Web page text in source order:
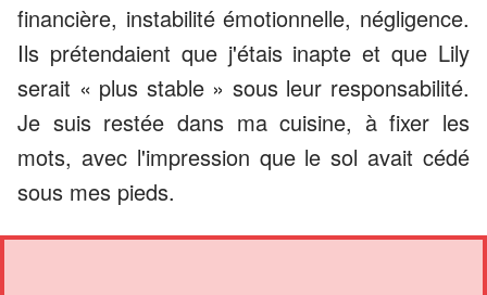
financière, instabilité émotionnelle, négligence.
Ils prétendaient que j'étais inapte et que Lily
serait « plus stable » sous leur responsabilité.
Je suis restée dans ma cuisine, à fixer les
mots, avec l'impression que le sol avait cédé
sous mes pieds.